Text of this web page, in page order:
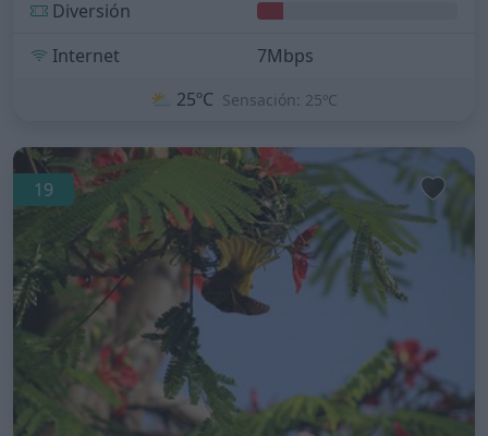
Diversión
Internet
7Mbps
⛅ 25ºC Sensación: 25ºC
19